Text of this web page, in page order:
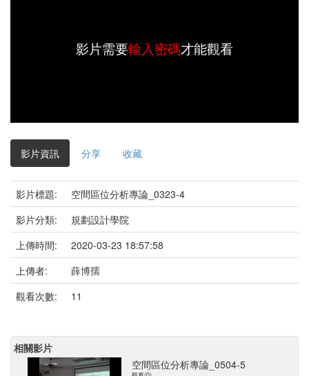
影片需要輸入密碼才能觀看
影片資訊 分享 收藏
影片標題:
空間區位分析專論_0323-4
影片分類:
規劃設計學院
上傳時間:
2020-03-23 18:57:58
上傳者:
薛博孺
觀看次數:
11
相關影片
空間區位分析專論_0504-5